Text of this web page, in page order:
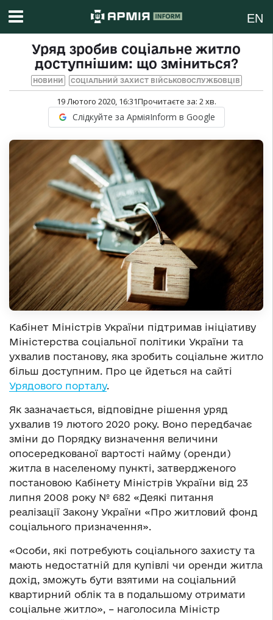
EN
Уряд зробив соціальне житло
доступнішим: що зміниться?
НОВИНИ СОЦІАЛЬНИЙ ЗАХИСТ ВІЙСЬКОВОСЛУЖБОВЦІВ
19 Лютого 2020, 16:31Прочитаєте за: 2хв.
Слідкуйте за АрміяInform в Google
Кабінет Міністрів України підтримав ініціативу
Міністерства соціальної політики України та
ухвалив постанову, яка зробить соціальне житло
більш доступним. Про це йдеться на сайті
Урядового порталу.
Як зазначається, відповідне рішення уряд
ухвалив 19 лютого 2020 року. Воно передбачає
зміни до Порядку визначення величини
опосередкованої вартості найму (оренди)
житла в населеному пункті, затвердженого
постановою Кабінету Міністрів України від 23
липня 2008 року № 682 «Деякі питання
реалізації Закону України «Про житловий фонд
соціального призначення».
«Особи, які потребують соціального захисту та
мають недостатній для купівлі чи оренди житла
дохід, зможуть бути взятими на соціальний
квартирний облік та в подальшому отримати
соціальне житло», – наголосила Міністр